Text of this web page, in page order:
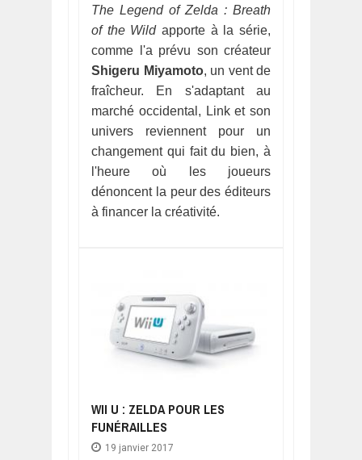
The Legend of Zelda : Breath
of the Wildapporte à la série,
comme l'a prévu son créateur
Shigeru Miyamoto, un vent de
fraîcheur. En s'adaptant au
marché occidental, Link et son
univers reviennent pour un
changement qui fait du bien, à
l'heure où les joueurs
dénoncent la peur des éditeurs
à financer la créativité.
WII U : ZELDA POUR LES
FUNÉRAILLES
19 janvier 2017